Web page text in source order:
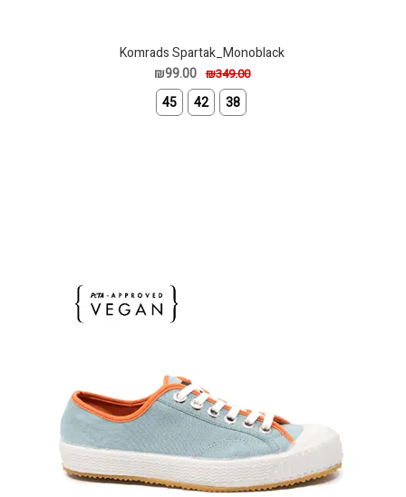
Komrads Spartak_Monoblack
₪349.00
₪99.00
38
42
45